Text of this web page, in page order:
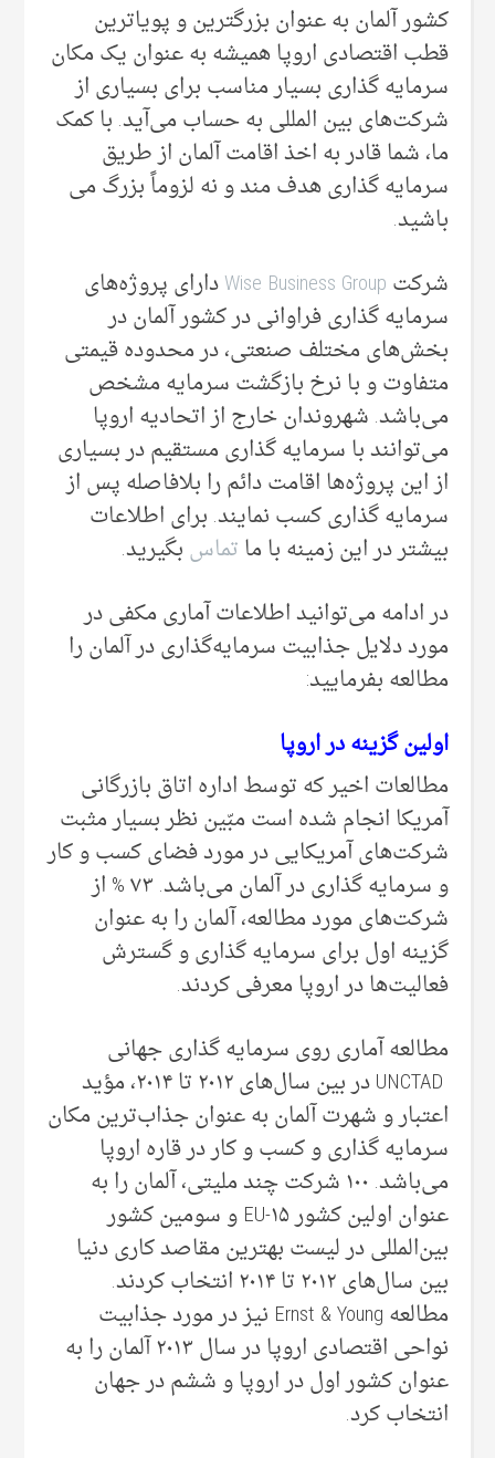
کشور آلمان به عنوان بزرگترین و پویا‌ترین
قطب اقتصادی اروپا همیشه به عنوان یک مکان
سرمایه گذاری بسیار مناسب برای بسیاری از
شرکت‌های بین المللی به حساب می‌‌آید. با کمک
ما، شما قادر به اخذ اقامت آلمان از طریق
سرمایه گذاری هدف مند و نه لزوماً بزرگ می‌
باشید.
شرکتWise Business Groupدارای پروژه‌های
سرمایه گذاری فراوانی‌ در کشور آلمان در
بخش‌های مختلف صنعتی، در محدوده قیمتی
متفاوت و با نرخ بازگشت سرمایه مشخص
می‌‌باشد. شهروندان خارج از اتحادیه اروپا
می‌‌توانند با سرمایه گذاری مستقیم در بسیاری
از این پروژه‌ها اقامت دائم را بلافاصله پس از
سرمایه گذاری کسب نمایند. برای اطلاعات
بیشتر در این زمینه با ماتماسبگیرید.
در ادامه می‌‌توانید اطلاعات آماری مکفی در
مورد دلایل جذابیت سرمایه‌گذاری در آلمان را
مطالعه بفرمایید:
اولین گزینه در اروپا
مطالعات اخیر که توسط اداره اتاق بازرگانی
آمریکا انجام شده است مبّین نظر بسیار مثبت
شرکت‌های آمریکایی‌ در مورد فضای کسب و کار
و سرمایه گذاری در آلمان می‌‌باشد. ۷۳ % از
شرکت‌های مورد مطالعه، آلمان را به عنوان
گزینه اول برای سرمایه گذاری و گسترش
فعالیت‌ها در اروپا معرفی‌ کردند.
مطالعه آماری روی سرمایه گذاری جهانی‌
UNCTAD در بین سال‌های ۲۰۱۲ تا ۲۰۱۴، مؤید
اعتبار و شهرت آلمان به عنوان جذاب‌ترین مکان
سرمایه گذاری و کسب و کار در قاره اروپا
می‌‌باشد. ۱۰۰ شرکت چند ملیتی، آلمان را به
عنوان اولین کشور EU-۱۵ و سومین کشور
بین‌المللی در لیست بهترین مقاصد کاری دنیا
بین سال‌های ۲۰۱۲ تا ۲۰۱۴ انتخاب کردند.
مطالعه Ernst & Young نیز در مورد جذابیت
نواحی اقتصادی اروپا در سال ۲۰۱۳ آلمان را به
عنوان کشور اول در اروپا و ششم در جهان
انتخاب کرد.